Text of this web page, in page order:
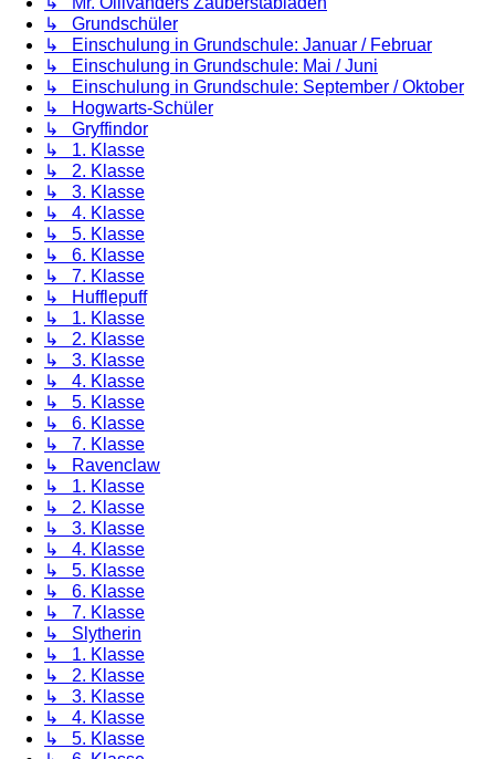
↳ Grundschüler
↳ Einschulung in Grundschule: Januar / Februar
↳ Einschulung in Grundschule: Mai / Juni
↳ Einschulung in Grundschule: September / Oktober
↳ Hogwarts-Schüler
↳ Gryffindor
↳ 1. Klasse
↳ 2. Klasse
↳ 3. Klasse
↳ 4. Klasse
↳ 5. Klasse
↳ 6. Klasse
↳ 7. Klasse
↳ Hufflepuff
↳ 1. Klasse
↳ 2. Klasse
↳ 3. Klasse
↳ 4. Klasse
↳ 5. Klasse
↳ 6. Klasse
↳ 7. Klasse
↳ Ravenclaw
↳ 1. Klasse
↳ 2. Klasse
↳ 3. Klasse
↳ 4. Klasse
↳ 5. Klasse
↳ 6. Klasse
↳ 7. Klasse
↳ Slytherin
↳ 1. Klasse
↳ 2. Klasse
↳ 3. Klasse
↳ 4. Klasse
↳ 5. Klasse